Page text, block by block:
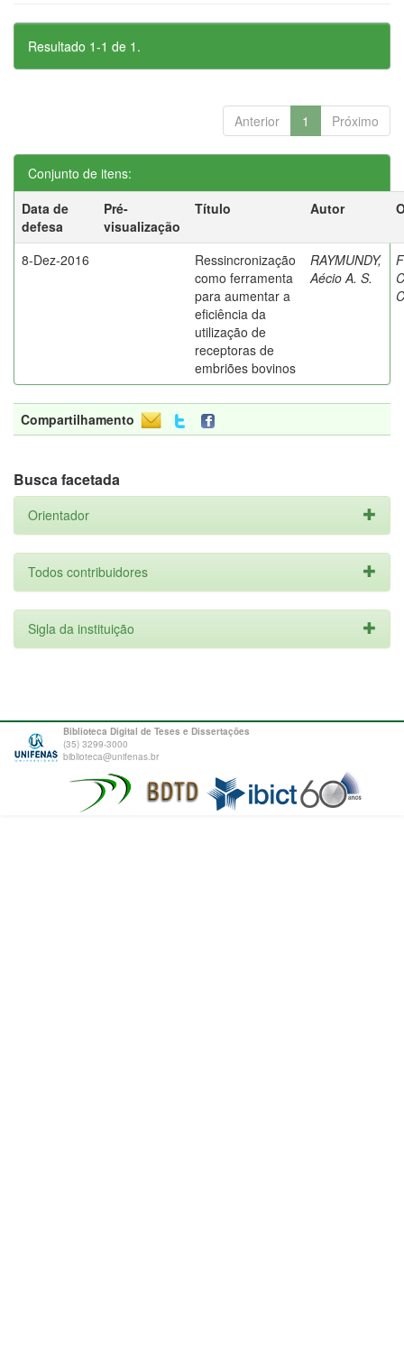
Resultado 1-1 de 1.
Anterior 1 Próximo
Conjunto de itens:
Data de
defesa
Pré-
visualização
Título Autor
8-Dez-2016
Ressincronização
como ferramenta
para aumentar a
eficiência da
utilização de
receptoras de
embriões bovinos
RAYMUNDY,
Aécio A. S.
Compartilhamento
Busca facetada
Orientador
Todos contribuidores
Sigla da instituição
Biblioteca Digital de Teses e Dissertações
(35) 3299-3000
biblioteca@unifenas.br